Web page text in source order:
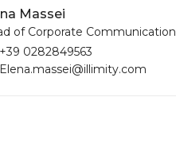
Massei
of Corporate Communication
+39 0282849563
Elena.massei@illimity.com